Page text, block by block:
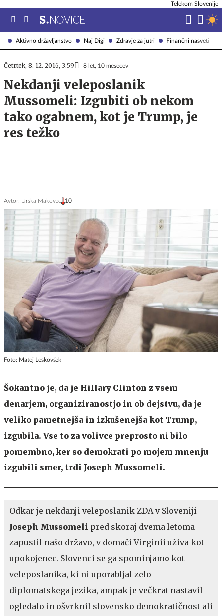
Aktivno državljanstvo Naj Digi Zdravje za jutri Finančni nasveti
Telekom Slovenije
Četrtek, 8. 12. 2016, 3.59 8 let, 10 mesecev
Nekdanji veleposlanik
Mussomeli: Izgubiti ob nekom
tako ogabnem, kot je Trump, je
res težko
Avtor: Urška Makovec 10
Foto: Matej Leskovšek
Šokantno je, da je Hillary Clinton z vsem
denarjem, organiziranostjo in ob dejstvu, da je
veliko pametnejša in izkušenejša kot Trump,
izgubila. Vse to za volivce preprosto ni bilo
pomembno, ker so demokrati po mojem mnenju
izgubili smer, trdi Joseph Mussomeli.
Odkar je nekdanji veleposlanik ZDA v Sloveniji
Joseph Mussomeli pred skoraj dvema letoma
zapustil našo državo, v domači Virginii uživa kot
upokojenec. Slovenci se ga spominjamo kot
veleposlanika, ki ni uporabljal zelo
diplomatskega jezika, ampak je večkrat nastavil
ogledalo in ošvrknil slovensko demokratičnost ali